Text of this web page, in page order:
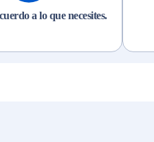
a lo que necesites.